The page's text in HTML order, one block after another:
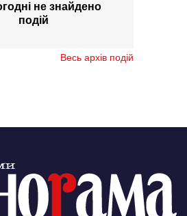
не знайдено
подій
Весь архів подій